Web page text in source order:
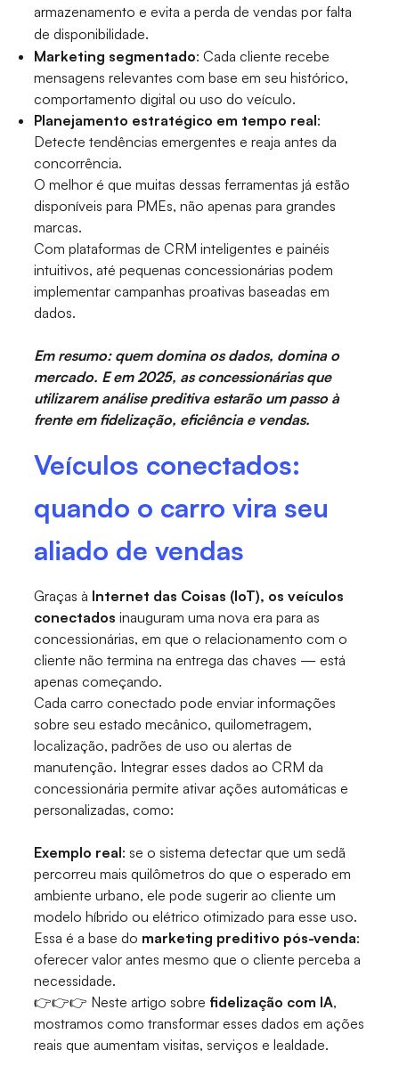
armazenamento e evita a perda de vendas por falta
de disponibilidade.
Marketing segmentado: Cada cliente recebe
mensagens relevantes com base em seu histórico,
comportamento digital ou uso do veículo.
Planejamento estratégico em tempo real:
Detecte tendências emergentes e reaja antes da
concorrência.
O melhor é que muitas dessas ferramentas já estão
disponíveis para PMEs, não apenas para grandes
marcas.
Com plataformas de CRM inteligentes e painéis
intuitivos, até pequenas concessionárias podem
implementar campanhas proativas baseadas em
dados.
Em resumo: quem domina os dados, domina o
mercado. E em 2025, as concessionárias que
utilizarem análise preditiva estarão um passo à
frente em fidelização, eficiência e vendas.
Veículos conectados:
quando o carro vira seu
aliado de vendas
Graças à Internet das Coisas (IoT), os veículos
conectadosinauguram uma nova era para as
concessionárias, em que o relacionamento com o
cliente não termina na entrega das chaves — está
apenas começando.
Cada carro conectado pode enviar informações
sobre seu estado mecânico, quilometragem,
localização, padrões de uso ou alertas de
manutenção. Integrar esses dados ao CRM da
concessionária permite ativar ações automáticas e
personalizadas, como:
Exemplo real: se o sistema detectar que um sedã
percorreu mais quilômetros do que o esperado em
ambiente urbano, ele pode sugerir ao cliente um
modelo híbrido ou elétrico otimizado para esse uso.
Essa é a base do marketing preditivo pós-venda:
oferecer valor antes mesmo que o cliente perceba a
necessidade.
👉👉👉 Neste artigo sobre fidelização com IA,
mostramos como transformar esses dados em ações
reais que aumentam visitas, serviços e lealdade.